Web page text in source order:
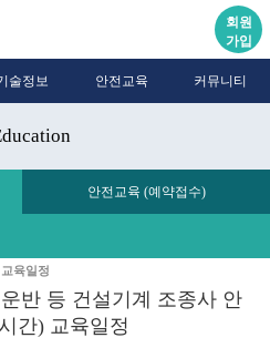
회원
가입
술정보 안전교육 커뮤니티
안전교육 (예약접수)
교육일정
반 등 건설기계 조종사 안
간) 교육일정